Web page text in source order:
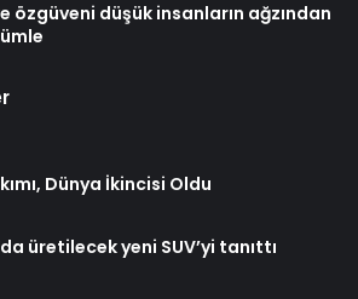
özgüveni düşük insanların ağzından
Dünya İkincisi Oldu
üretilecek yeni SUV’yi tanıttı